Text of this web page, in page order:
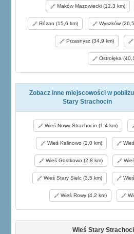
Maków Mazowiecki (12,3 km)
Różan (15,6 km) Wyszków
Przasnysz (34,9 km)
Ostrołęka
Zobacz inne miejscowości w
Stary Strachocin
Wieś Nowy Strachocin (1,4 km)
Wieś Kalinowo (2,0 km)
Wieś Gostkowo (2,8 km)
Wieś Stary Sielc (3,5 km)
Wieś Rowy (4,2 km)
Wieś Stary